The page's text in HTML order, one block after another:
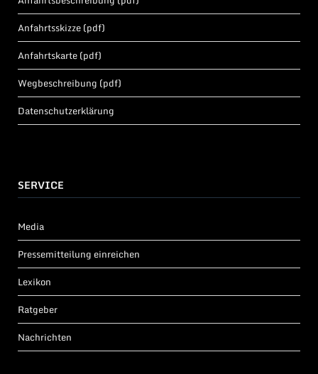
Anfahrtsskizze (pdf)
Anfahrtskarte (pdf)
Wegbeschreibung (pdf)
Datenschutzerklärung
SERVICE
Media
Pressemitteilung einreichen
Lexikon
Ratgeber
Nachrichten